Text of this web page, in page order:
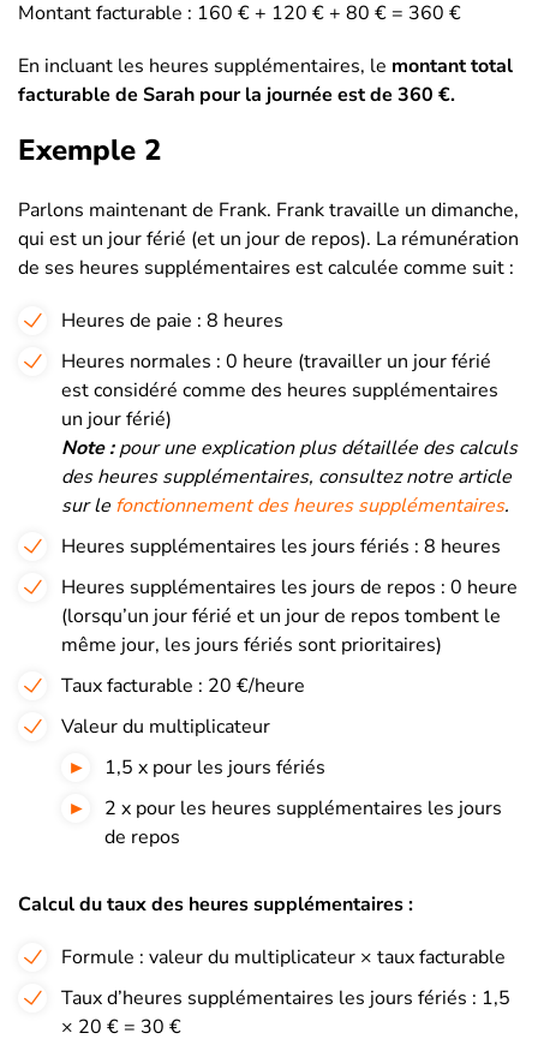
Montant facturable : 160 € + 120 € + 80 € = 360 €
En incluant les heures supplémentaires, le montant total
facturable de Sarah pour la journée est de 360 ​​€.
Exemple 2
Parlons maintenant de Frank. Frank travaille un dimanche,
qui est un jour férié (et un jour de repos). La rémunération
de ses heures supplémentaires est calculée comme suit :
Heures de paie : 8 heures
Heures normales : 0 heure (travailler un jour férié
est considéré comme des heures supplémentaires
un jour férié)
Note :pour une explication plus détaillée des calculs
des heures supplémentaires, consultez notre article
sur le fonctionnement des heures supplémentaires.
Heures supplémentaires les jours fériés : 8 heures
Heures supplémentaires les jours de repos : 0 heure
(lorsqu’un jour férié et un jour de repos tombent le
même jour, les jours fériés sont prioritaires)
Taux facturable : 20 €/heure
Valeur du multiplicateur
1,5 x pour les jours fériés
2 x pour les heures supplémentaires les jours
de repos
Calcul du taux des heures supplémentaires :
Formule : valeur du multiplicateur × taux facturable
Taux d’heures supplémentaires les jours fériés : 1,5
× 20 € = 30 €